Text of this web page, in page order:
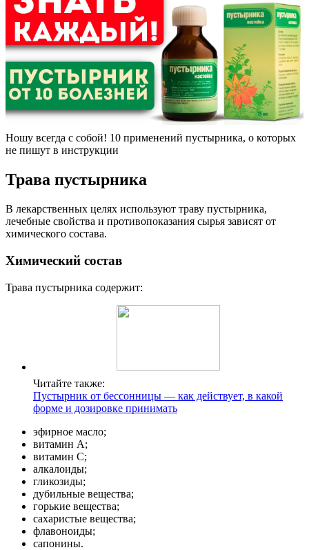
Ношу всегда с собой! 10 применений пустырника, о которых
не пишут в инструкции
Трава пустырника
В лекарственных целях используют траву пустырника,
лечебные свойства и противопоказания сырья зависят от
химического состава.
Химический состав
Трава пустырника содержит:
Читайте также:
Пустырник от бессонницы — как действует, в какой
форме и дозировке принимать
эфирное масло;
витамин А;
витамин С;
алкалоиды;
гликозиды;
дубильные вещества;
горькие вещества;
сахаристые вещества;
флавоноиды;
сапонины.